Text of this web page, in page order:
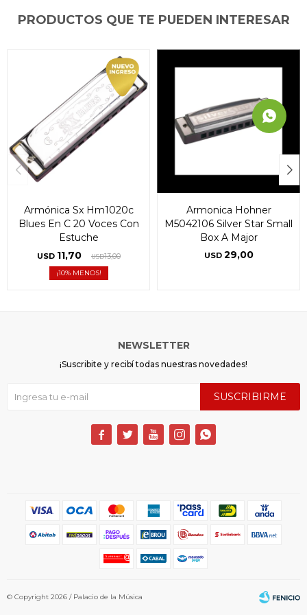
PRODUCTOS QUE TE PUEDEN INTERESAR
Armónica Sx Hm1020c
Blues En C 20 Voces Con
Estuche
USD 11,70 USD13,00
10
Armonica Hohner
M5042106 Silver Star Small
Box A Major
USD 29,00
NEWSLETTER
¡Suscribite y recibí todas nuestras novedades!
SUSCRIBIRME
    
© Copyright 2026 / Palacio de la Música